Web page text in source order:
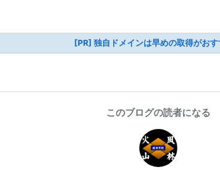
[PR] 独自ドメインは早めの取得がおす
このブログの読者になる